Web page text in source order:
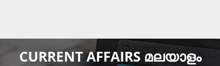
CURRENT AFFAIRS മലയാളം